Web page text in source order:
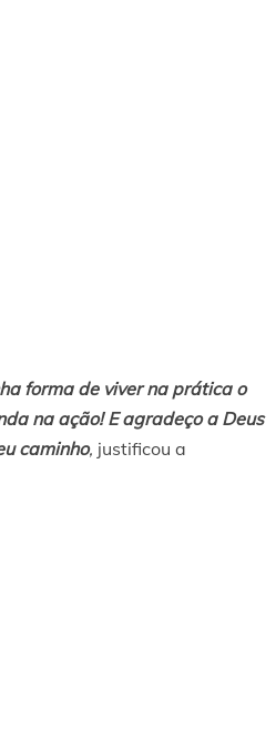
forma de viver na prática o
na ação! E agradeço a Deus
caminho, justificou a